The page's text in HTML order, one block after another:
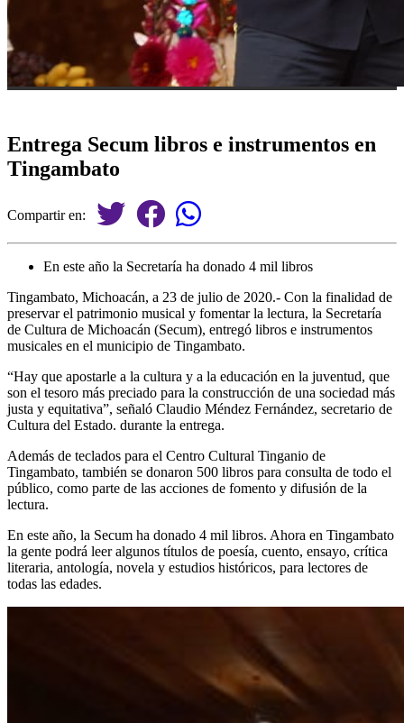
Entrega Secum libros e instrumentos en
Tingambato
Compartir en:
En este año la Secretaría ha donado 4 mil libros
Tingambato, Michoacán, a 23 de julio de 2020.- Con la finalidad de
preservar el patrimonio musical y fomentar la lectura, la Secretaría
de Cultura de Michoacán (Secum), entregó libros e instrumentos
musicales en el municipio de Tingambato.
“Hay que apostarle a la cultura y a la educación en la juventud, que
son el tesoro más preciado para la construcción de una sociedad más
justa y equitativa”, señaló Claudio Méndez Fernández, secretario de
Cultura del Estado. durante la entrega.
Además de teclados para el Centro Cultural Tinganio de
Tingambato, también se donaron 500 libros para consulta de todo el
público, como parte de las acciones de fomento y difusión de la
lectura.
En este año, la Secum ha donado 4 mil libros. Ahora en Tingambato
la gente podrá leer algunos títulos de poesía, cuento, ensayo, crítica
literaria, antología, novela y estudios históricos, para lectores de
todas las edades.